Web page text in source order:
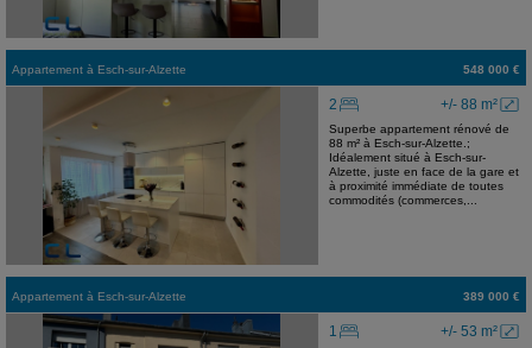
Appartement à Esch-sur-Alzette 548 000 €
+/- 88 m²
2
Superbe appartement rénové de
88 m² à Esch-sur-Alzette.;
Idéalement situé à Esch-sur-
Alzette, juste en face de la gare et
à proximité immédiate de toutes
commodités (commerces,...
Appartement à Esch-sur-Alzette 389 000 €
+/- 53 m²
1